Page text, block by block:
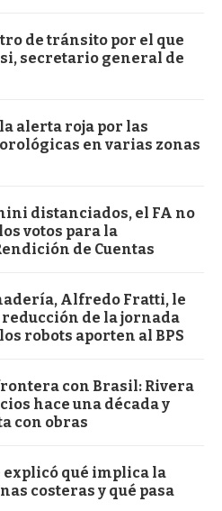
de tránsito por el que
secretario general de
alerta roja por las
en varias zonas
distanciados, el FA no
votos para la
de Cuentas
Alfredo Fratti, le
de la jornada
robots aporten al BPS
con Brasil: Rivera
hace una década y
con obras
qué implica la
costeras y qué pasa